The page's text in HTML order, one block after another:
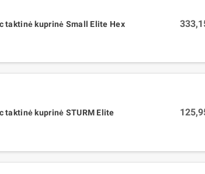
taktinė kuprinė Small Elite Hex
taktinė kuprinė STURM Elite